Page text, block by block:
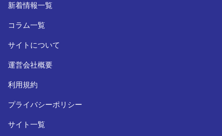
新着情報一覧
コラム一覧
サイトについて
運営会社概要
利用規約
プライバシーポリシー
サイト一覧